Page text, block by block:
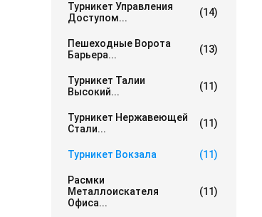
Турникет Управления
Доступом...
(14)
Пешеходные Ворота
Барьера...
(13)
Турникет Талии
Высокий...
(11)
Турникет Нержавеющей
Стали...
(11)
Турникет Вокзала (11)
Расмки
Металлоискателя
Офиса...
(11)